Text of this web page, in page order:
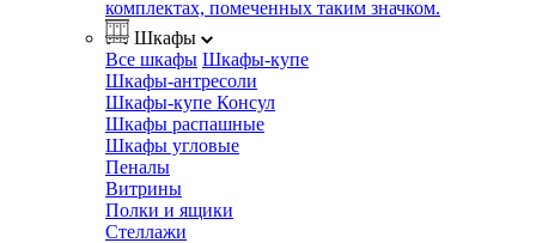
комплектах, помеченных таким значком.
Шкафы
Все шкафы Шкафы-купе
Шкафы-антресоли
Шкафы-купе Консул
Шкафы распашные
Шкафы угловые
Пеналы
Витрины
Полки и ящики
Стеллажи